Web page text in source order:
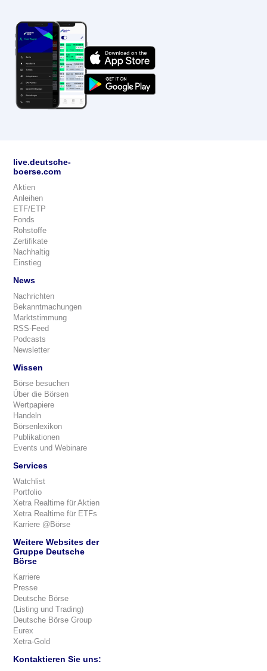
live.deutsche-
boerse.com
Aktien
Anleihen
ETF/ETP
Fonds
Rohstoffe
Zertifikate
Nachhaltig
Einstieg
News
Nachrichten
Bekanntmachungen
Marktstimmung
RSS-Feed
Podcasts
Newsletter
Wissen
Börse besuchen
Über die Börsen
Wertpapiere
Handeln
Börsenlexikon
Publikationen
Events und Webinare
Services
Watchlist
Portfolio
Xetra Realtime für Aktien
Xetra Realtime für ETFs
Karriere @Börse
Weitere Websites der
Gruppe Deutsche
Börse
Karriere
Presse
Deutsche Börse
(Listing und Trading)
Deutsche Börse Group
Eurex
Xetra-Gold
Kontaktieren Sie uns: